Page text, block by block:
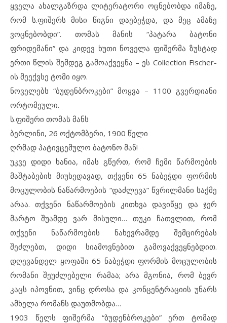
ყველა ახალგაზრდა ლიტერატორი ოცნებობდა იმაზე,
რომ ს.ფიშერს მისი წიგნი დაებეჭდა, და მეც ამაზე
ვოცნებობდი”. თომას მანის “პატარა ბატონი
ფრიდემანი” და კიდევ ხუთი ნოველა ფიშერმა ზუსტად
ერთი წლის შემდეგ გამოაქვეყნა – ეს Collection Fischer-
ის მეექვსე ტომი იყო.
ნოველებს “ბუდენბროკები” მოყვა – 1100 გვერდიანი
ორტომეული.
ს.ფიშერი თომას მანს
ბერლინი, 26 ოქტომბერი, 1900 წელი
ღრმად პატივცემულო ბატონო მან!
უკვე დიდი ხანია, იმას გწერთ, რომ ჩემი წარმოების
მაშტაბების მიუხედავად, თქვენი 65 ნაბეჭდი ფორმის
მოცულობის ნაწარმოების “დაძლევა” წვრილმანი საქმე
არაა. თქვენი ნაწარმოების კითხვა დავიწყე და ჯერ
მარტო შუამდე ვარ მისული… თუკი ჩათვლით, რომ
თქვენი ნაწარმოების ნახევრამდე შემცირებას
შეძლებთ, დიდი სიამოვნებით გამოვაქვეყნებდით.
დღევანდელ ყოფაში 65 ნაბეჭდი ფორმის მოცულობის
რომანი შეუძლებელი რამაა; არა მგონია, რომ ბევრ
კაცს იპოვნით, ვინც დროსა და კონცენტრაციის უნარს
ამხელა რომანს დაუთმობდა…
1903 წელს ფიშერმა “ბუდენბროკები” ერთ ტომად